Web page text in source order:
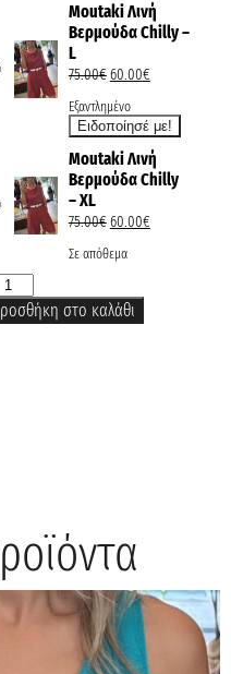
Moutaki Λινή
Βερμούδα Chilly –
L
75.00€60.00€
Εξαντλημένο
Moutaki Λινή
Βερμούδα Chilly
– XL
75.00€60.00€
Σε απόθεμα
στο καλάθι